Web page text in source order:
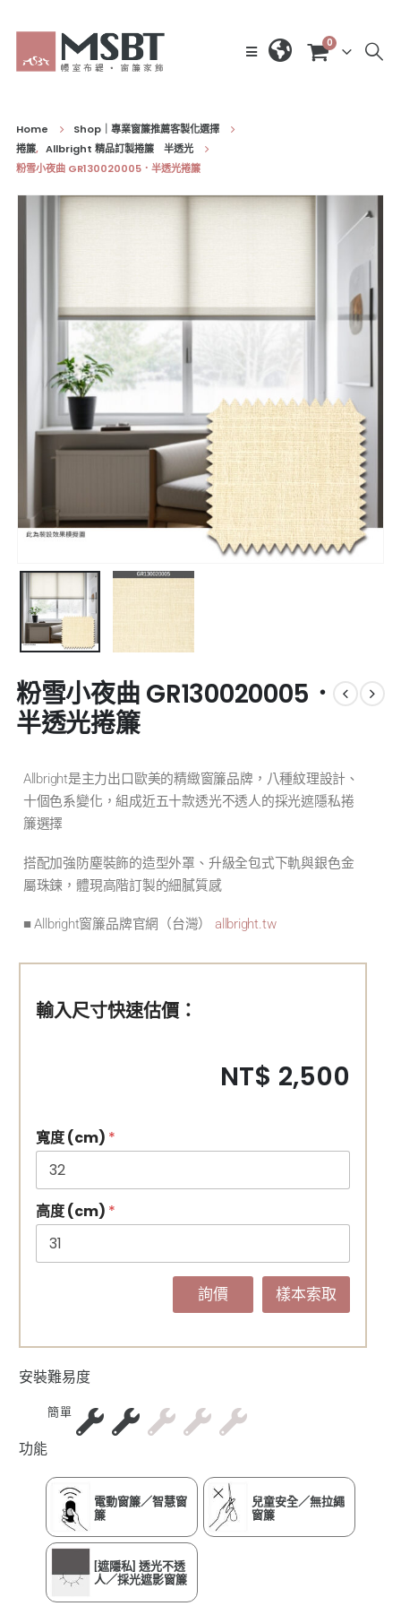
0
Home
Shop｜專業窗簾推薦客製化選擇
捲簾, Allbright 精品訂製捲簾 半透光
粉雪小夜曲 GR130020005．半透光捲簾
粉雪小夜曲 GR130020005．
半透光捲簾
Allbright是主力出口歐美的精緻窗簾品牌，八種紋理設計、
十個色系變化，組成近五十款透光不透人的採光遮隱私捲
簾選擇
搭配加強防塵裝飾的造型外罩、升級全包式下軌與銀色金
屬珠鍊，體現高階訂製的細膩質感
■ Allbright窗簾品牌官網（台灣）allbright.tw
輸入尺寸快速估價：
NT$ 2,500
寬度 (cm) *
高度 (cm) *
詢價 樣本索取
安裝難易度
簡單
功能
電動窗簾／智慧窗
簾
兒童安全／無拉繩
窗簾
[遮隱私] 透光不透
人／採光遮影窗簾